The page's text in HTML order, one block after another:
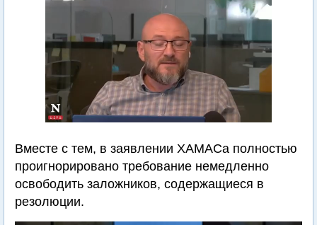
Вместе с тем, в заявлении ХАМАСа полностью
проигнорировано требование немедленно
освободить заложников, содержащиеся в
резолюции.